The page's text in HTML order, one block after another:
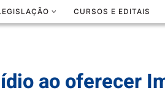
CURSOS E EDITAIS
ao oferecer